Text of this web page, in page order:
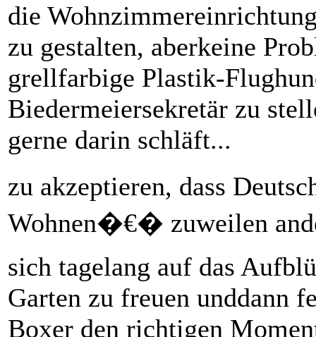
die
zu gestalten, aberkeine
grellfarbige Plastik-
Biedermeiersekretär zu
gerne darin schläft...
zu akzeptieren, dass
Wohnen�€� zuweilen
sich tagelang auf das
Garten zu freuen unddann
Boxer den richtigen